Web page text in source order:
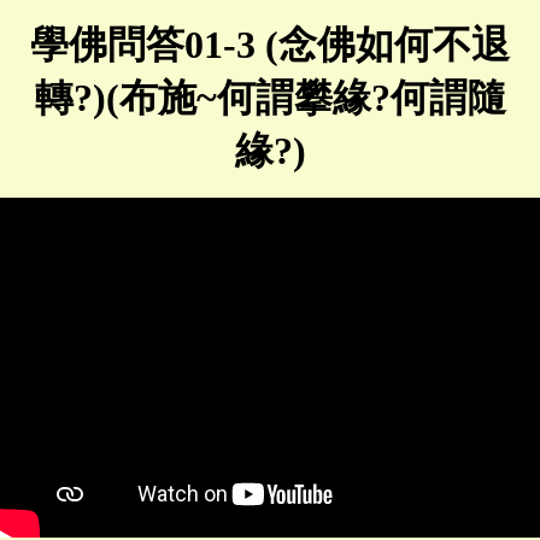
學佛問答01-3 (念佛如何不退
轉?)(布施~何謂攀緣?何謂隨
緣?)